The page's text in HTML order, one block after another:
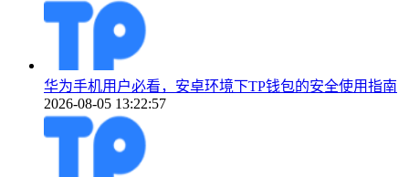
华为手机用户必看，安卓环境下TP钱包的安全使用指南
2026-08-05 13:22:57